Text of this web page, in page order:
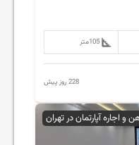
105متر
228 روز پیش
و اجاره آپارتمان در تهران